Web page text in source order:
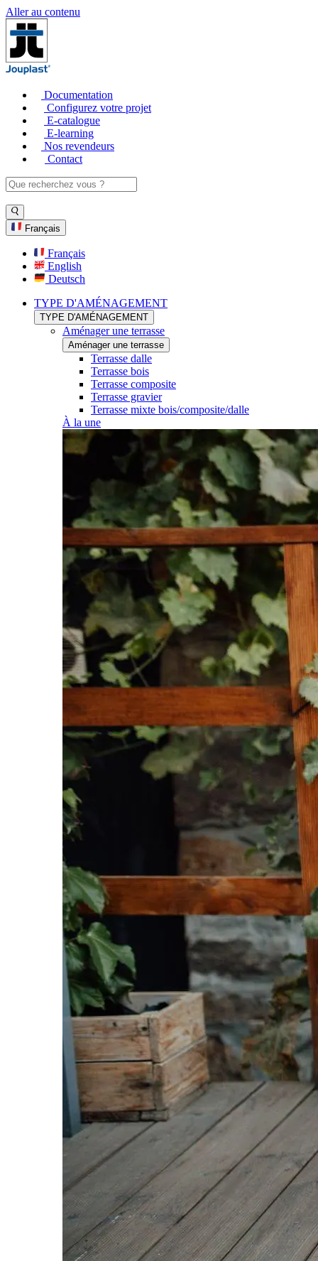
Aller au contenu
Documentation
Configurez votre projet
E-catalogue
E-learning
Nos revendeurs
Contact
Français
Français
English
Deutsch
TYPE D'AMÉNAGEMENT
TYPE D'AMÉNAGEMENT
Aménager une terrasse
Aménager une terrasse
Terrasse dalle
Terrasse bois
Terrasse composite
Terrasse gravier
Terrasse mixte bois/composite/dalle
À la une